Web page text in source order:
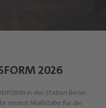
2026
in der Station Berlin
erneut Maßstäbe für die